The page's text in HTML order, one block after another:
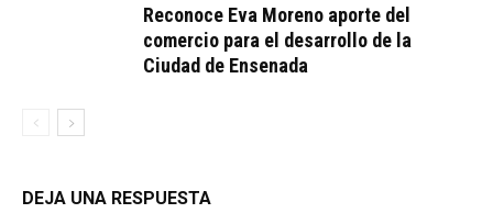
Reconoce Eva Moreno aporte del
comercio para el desarrollo de la
Ciudad de Ensenada
DEJA UNA RESPUESTA